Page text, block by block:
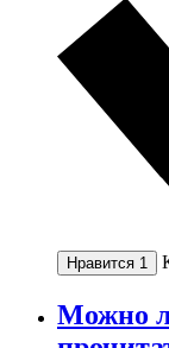
Нравится 1
Можно